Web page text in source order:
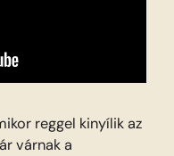
reggel kinyílik az
várnak a